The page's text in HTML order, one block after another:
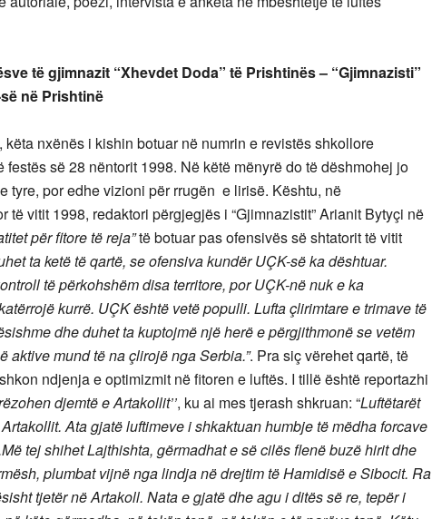
të gjimnazit “Xhevdet Doda” të Prishtinës – “Gjimnazisti”
në Prishtinë
nxënës i kishin botuar në numrin e revistës shkollore
festës së 28 nëntorit 1998. Në këtë mënyrë do të dëshmohej jo
tyre, por edhe vizioni për rrugën e lirisë. Kështu, në
të vitit 1998, redaktori përgjegjës i “Gjimnazistit” Arianit Bytyçi në
për fitore të reja”të botuar pas ofensivës së shtatorit të vitit
ta ketë të qartë, se ofensiva kundër UÇK-së ka dështuar.
të përkohshëm disa territore, por UÇK-në nuk e ka
kurrë. UÇK është vetë populli. Lufta çlirimtare e trimave të
dhe duhet ta kuptojmë një herë e përgjithmonë se vetëm
aktive mund të na çlirojë nga Serbia.”. Pra siç vërehet qartë, të
ndjenja e optimizmit në fitoren e luftës. I tillë është reportazhi
djemtë e Artakollit’’, ku ai mes tjerash shkruan: “Luftëtarët
Ata gjatë luftimeve i shkaktuan humbje të mëdha forcave
tej shihet Lajthishta, gërmadhat e së cilës flenë buzë hirit dhe
plumbat vijnë nga lindja në drejtim të Hamidisë e Sibocit. Ra
tjetër në Artakoll. Nata e gjatë dhe agu i ditës së re, tepër i